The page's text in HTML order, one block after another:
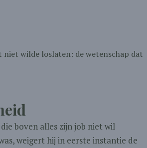
niet wilde loslaten: de wetenschap dat
boven alles zijn job niet wil
weigert hij in eerste instantie de